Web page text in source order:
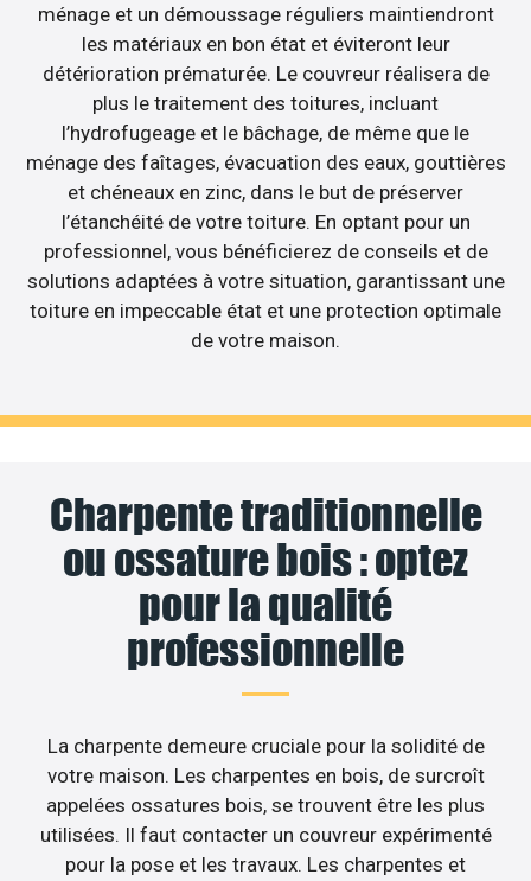
ménage et un démoussage réguliers maintiendront
les matériaux en bon état et éviteront leur
détérioration prématurée. Le couvreur réalisera de
plus le traitement des toitures, incluant
l’hydrofugeage et le bâchage, de même que le
ménage des faîtages, évacuation des eaux, gouttières
et chéneaux en zinc, dans le but de préserver
l’étanchéité de votre toiture. En optant pour un
professionnel, vous bénéficierez de conseils et de
solutions adaptées à votre situation, garantissant une
toiture en impeccable état et une protection optimale
de votre maison.
Charpente traditionnelle
ou ossature bois : optez
pour la qualité
professionnelle
La charpente demeure cruciale pour la solidité de
votre maison. Les charpentes en bois, de surcroît
appelées ossatures bois, se trouvent être les plus
utilisées. Il faut contacter un couvreur expérimenté
pour la pose et les travaux. Les charpentes et